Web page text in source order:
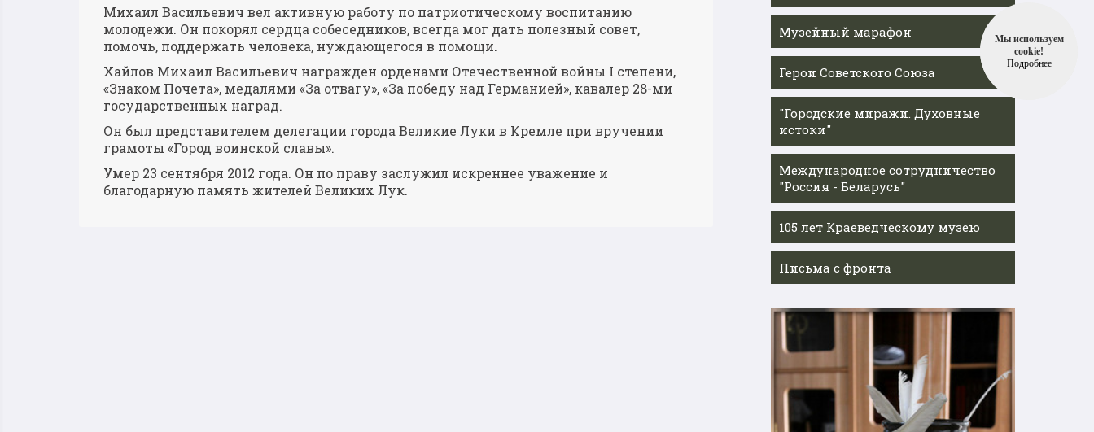
Михаил Васильевич вел активную работу по патриотическому воспитанию
молодежи. Он покорял сердца собеседников, всегда мог дать полезный совет,
помочь, поддержать человека, нуждающегося в помощи.
Хайлов Михаил Васильевич награжден орденами Отечественной войны I степени,
«Знаком Почета», медалями «За отвагу», «За победу над Германией», кавалер 28-ми
государственных наград.
Он был представителем делегации города Великие Луки в Кремле при вручении
грамоты «Город воинской славы».
Умер 23 сентября 2012 года. Он по праву заслужил искреннее уважение и
благодарную память жителей Великих Лук.
Музейный марафон
Герои Советского Союза
"Городские миражи. Духовные
истоки"
Международное сотрудничество
"Россия - Беларусь"
105 лет Краеведческому музею
Письма с фронта
Мы используем
cookie!
Подробнее